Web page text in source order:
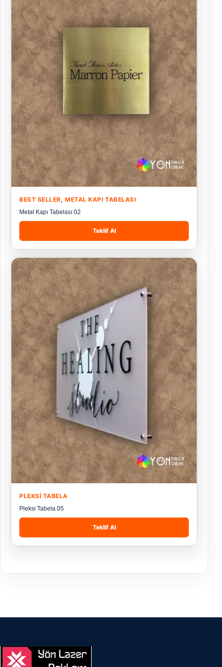
BEST SELLER,METAL KAPI TABELASI
Metal Kapı Tabelası 02
Teklif Al
PLEKSI TABELA
Pleksi Tabela 05
Teklif Al